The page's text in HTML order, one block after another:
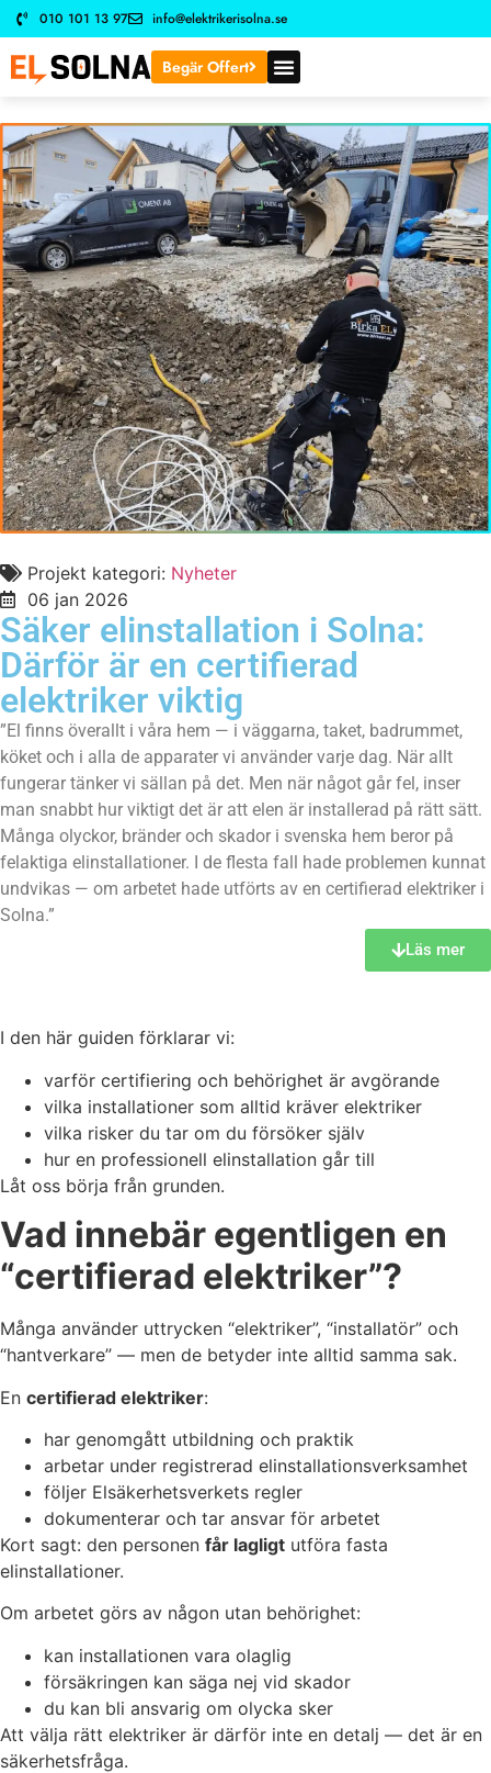
010 101 13 97 info@elektrikerisolna.se
Begär Offert
Projekt kategori: Nyheter
06 jan 2026
Säker elinstallation i Solna:
Därför är en certifierad
elektriker viktig
”El finns överallt i våra hem — i väggarna, taket, badrummet,
köket och i alla de apparater vi använder varje dag. När allt
fungerar tänker vi sällan på det. Men när något går fel, inser
man snabbt hur viktigt det är att elen är installerad på rätt sätt.
Många olyckor, bränder och skador i svenska hem beror på
felaktiga elinstallationer. I de flesta fall hade problemen kunnat
undvikas — om arbetet hade utförts av en certifierad elektriker i
Solna.”
Läs mer
I den här guiden förklarar vi:
varför certifiering och behörighet är avgörande
vilka installationer som alltid kräver elektriker
vilka risker du tar om du försöker själv
hur en professionell elinstallation går till
Låt oss börja från grunden.
Vad innebär egentligen en
“certifierad elektriker”?
Många använder uttrycken “elektriker”, “installatör” och
“hantverkare” — men de betyder inte alltid samma sak.
En certifierad elektriker:
har genomgått utbildning och praktik
arbetar under registrerad elinstallationsverksamhet
följer Elsäkerhetsverkets regler
dokumenterar och tar ansvar för arbetet
Kort sagt: den personen får lagligt utföra fasta
elinstallationer.
Om arbetet görs av någon utan behörighet:
kan installationen vara olaglig
försäkringen kan säga nej vid skador
du kan bli ansvarig om olycka sker
Att välja rätt elektriker är därför inte en detalj — det är en
säkerhetsfråga.